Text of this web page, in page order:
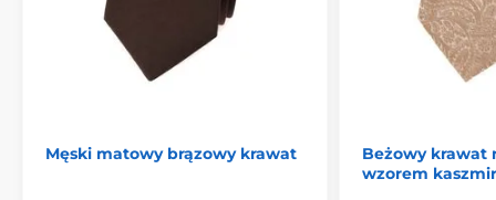
Męski matowy brązowy krawat
Beżowy krawat
wzorem